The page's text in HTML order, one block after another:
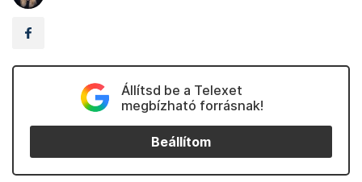
Állítsd be a Telexet
megbízható forrásnak!
Beállítom